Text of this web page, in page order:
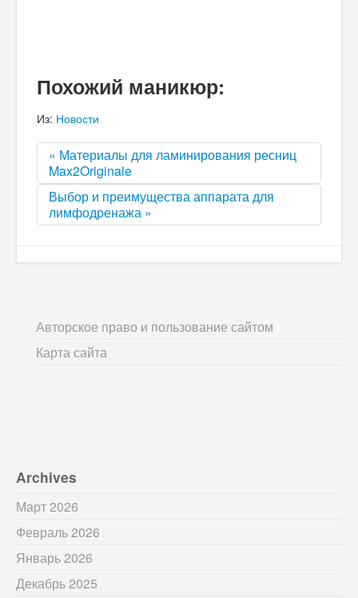
Похожий маникюр:
Из: Новости
« Материалы для ламинирования ресниц
Max2Originale
Выбор и преимущества аппарата для
лимфодренажа »
Авторское право и пользование сайтом
Карта сайта
Archives
Март 2026
Февраль 2026
Январь 2026
Декабрь 2025